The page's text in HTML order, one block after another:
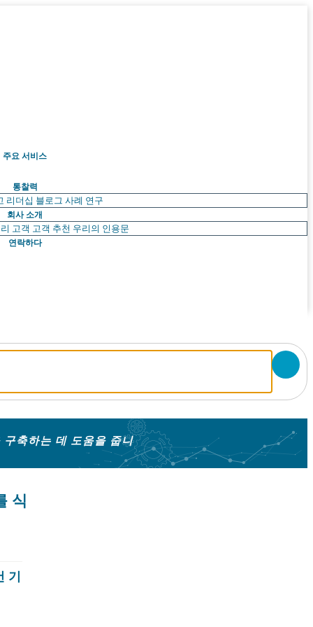
주요 서비스
통찰력
리더십 블로그 사례 연구
회사 소개
고객 고객 추천 우리의 인용문
연락하다
축하는 데 도움을 줍니
식
기